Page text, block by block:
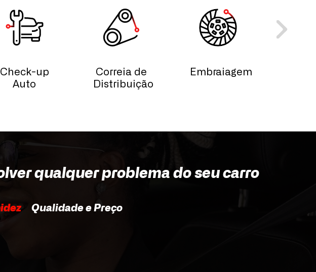
Check-up
Auto
Correia de
Distribuição
Embraiagem
qualquer problema do seu carro
Qualidade e Preço